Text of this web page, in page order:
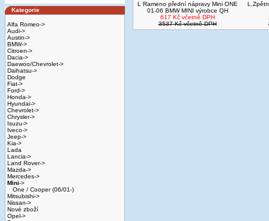
Kategorie
Alfa Romeo->
Audi->
Austin->
BMW->
Citroen->
Dacia->
Daewoo/Chevrolet->
Daihatsu->
Dodge
Fiat->
Ford->
Honda->
Hyundai->
Chevrolet->
Chrysler->
Isuzu->
Iveco->
Jeep->
Kia->
Lada
Lancia->
Land Rover->
Mazda->
Mercedes->
Mini->
One / Cooper (06/01-)
Mitsubishi->
Nissan->
Nové zboží
Opel->
L Rameno přední nápravy Mini ONE
01-06 BMW MINI výrobce QH
617 Kč včetně DPH
3537 Kč včetně DPH